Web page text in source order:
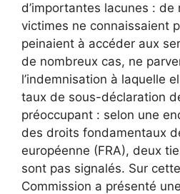
d’importantes lacunes : de
victimes ne connaissaient
peinaient à accéder aux
de nombreux cas, ne
l’indemnisation à laquelle
taux de sous-déclaration
préoccupant : selon une
des droits fondamentaux
européenne (FRA), deux
sont pas signalés. Sur
Commission a présenté